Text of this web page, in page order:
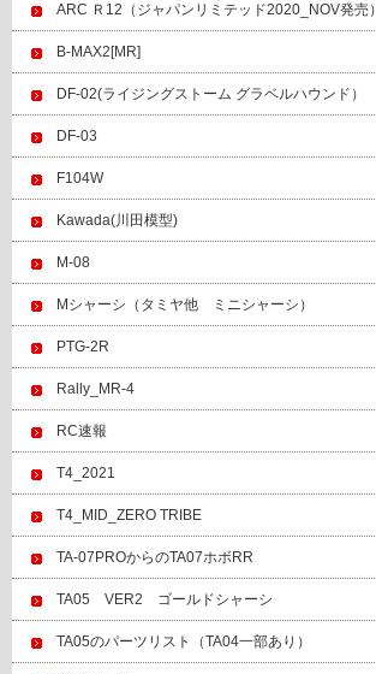
ARC Ｒ12（ジャパンリミテッド2020_NOV発売）
B-MAX2[MR]
DF-02(ライジングストーム グラベルハウンド）
DF-03
F104W
Kawada(川田模型)
M-08
Mシャーシ（タミヤ他 ミニシャーシ）
PTG-2R
Rally_MR-4
RC速報
T4_2021
T4_MID_ZERO TRIBE
TA-07PROからのTA07ホボRR
TA05 VER2 ゴールドシャーシ
TA05のパーツリスト（TA04一部あり）